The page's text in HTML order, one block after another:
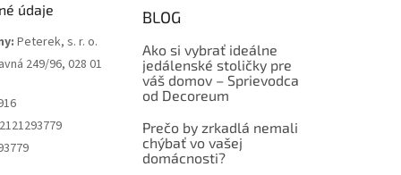
údaje
Peterek, s. r. o.
249/96, 028 01
BLOG
Ako si vybrať ideálne
jedálenské stoličky pre
váš domov – Sprievodca
od Decoreum
Prečo by zrkadlá nemali
chýbať vo vašej
domácnosti?